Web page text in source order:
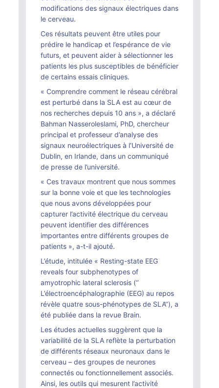
modifications des signaux électriques dans
le cerveau.
Ces résultats peuvent être utiles pour
prédire le handicap et l’espérance de vie
futurs, et peuvent aider à sélectionner les
patients les plus susceptibles de bénéficier
de certains essais cliniques.
« Comprendre comment le réseau cérébral
est perturbé dans la SLA est au cœur de
nos recherches depuis 10 ans », a déclaré
Bahman Nasseroleslami, PhD, chercheur
principal et professeur d’analyse des
signaux neuroélectriques à l’Université de
Dublin, en Irlande, dans un communiqué
de presse de l’université.
« Ces travaux montrent que nous sommes
sur la bonne voie et que les technologies
que nous avons développées pour
capturer l’activité électrique du cerveau
peuvent identifier des différences
importantes entre différents groupes de
patients », a-t-il ajouté.
L’étude, intitulée « Resting-state EEG
reveals four subphenotypes of
amyotrophic lateral sclerosis (‘’
L’électroencéphalographie (EEG) au repos
révèle quatre sous-phénotypes de SLA‘’), a
été publiée dans la revue Brain.
Les études actuelles suggèrent que la
variabilité de la SLA reflète la perturbation
de différents réseaux neuronaux dans le
cerveau – des groupes de neurones
connectés ou fonctionnellement associés.
Ainsi, les outils qui mesurent l’activité